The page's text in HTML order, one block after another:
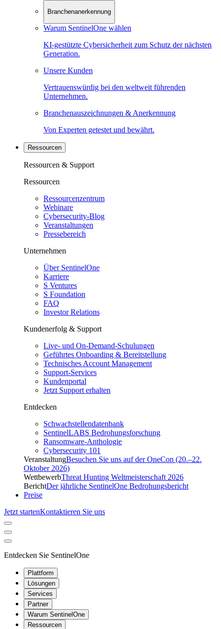
Branchenanerkennung
Warum SentinelOne wählen
KI-gestützte Cybersicherheit zum Schutz der nächsten
Generation.
Unsere Kunden
Vertrauenswürdig bei den weltweit führenden
Unternehmen.
Branchenauszeichnungen & Anerkennung
Von Experten getestet und bewährt.
Ressourcen
Ressourcen & Support
Ressourcen
Ressourcenzentrum
Webinare
Cybersecurity-Blog
Veranstaltungen
Pressebereich
Unternehmen
Über SentinelOne
Karriere
S Ventures
S Foundation
FAQ
Investor Relations
Kundenerfolg & Support
Live- und On-Demand-Schulungen
Geführtes Onboarding & Bereitstellung
Technisches Account Management
Support-Services
Kundenportal
Jetzt Support erhalten
Entdecken
Schwachstellendatenbank
SentinelLABS Bedrohungsforschung
Ransomware-Anthologie
Cybersecurity 101
VeranstaltungBesuchen Sie uns auf der OneCon (20.–22.
Oktober 2026)
WettbewerbThreat Hunting Weltmeisterschaft 2026
BerichtDer jährliche SentinelOne Bedrohungsbericht
Preise
Jetzt startenKontaktieren Sie uns
Entdecken Sie SentinelOne
Plattform
Lösungen
Services
Partner
Warum SentinelOne
Ressourcen